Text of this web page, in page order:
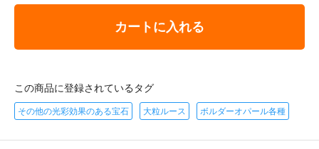
カートに入れる
この商品に登録されているタグ
その他の光彩効果のある宝石 大粒ルース ボルダーオパール各種